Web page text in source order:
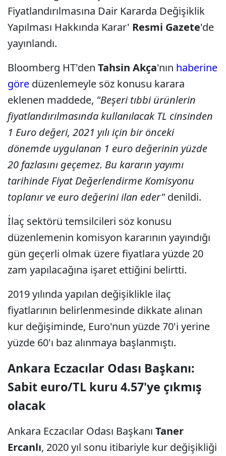
Fiyatlandırılmasına Dair Kararda Değişiklik
Yapılması Hakkında Karar' Resmi Gazete'de
yayınlandı.
Bloomberg HT'den Tahsin Akça'nın haberine
göre düzenlemeyle söz konusu karara
eklenen maddede, "Beşeri tıbbi ürünlerin
fiyatlandırılmasında kullanılacak TL cinsinden
1 Euro değeri, 2021 yılı için bir önceki
dönemde uygulanan 1 euro değerinin yüzde
20 fazlasını geçemez. Bu kararın yayımı
tarihinde Fiyat Değerlendirme Komisyonu
toplanır ve euro değerini ilan eder" denildi.
İlaç sektörü temsilcileri söz konusu
düzenlemenin komisyon kararının yayındığı
gün geçerli olmak üzere fiyatlara yüzde 20
zam yapılacağına işaret ettiğini belirtti.
2019 yılında yapılan değişiklikle ilaç
fiyatlarının belirlenmesinde dikkate alınan
kur değişiminde, Euro'nun yüzde 70'i yerine
yüzde 60'ı baz alınmaya başlanmıştı.
Ankara Eczacılar Odası Başkanı:
Sabit euro/TL kuru 4.57'ye çıkmış
olacak
Ankara Eczacılar Odası Başkanı Taner
Ercanlı, 2020 yıl sonu itibariyle kur değişikliği